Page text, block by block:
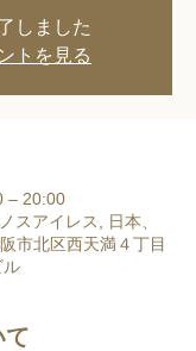
しました
トを見る
– 20:00
スアイレス, 日本、
市北区西天満４丁目
ル
て